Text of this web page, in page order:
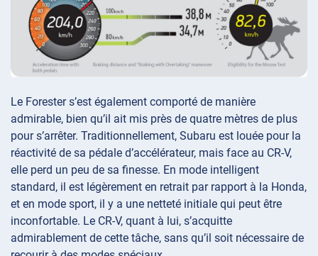
Le Forester s’est également comporté de manière
admirable, bien qu’il ait mis près de quatre mètres de plus
pour s’arrêter. Traditionnellement, Subaru est louée pour la
réactivité de sa pédale d’accélérateur, mais face au CR-V,
elle perd un peu de sa finesse. En mode intelligent
standard, il est légèrement en retrait par rapport à la Honda,
et en mode sport, il y a une netteté initiale qui peut être
inconfortable. Le CR-V, quant à lui, s’acquitte
admirablement de cette tâche, sans qu’il soit nécessaire de